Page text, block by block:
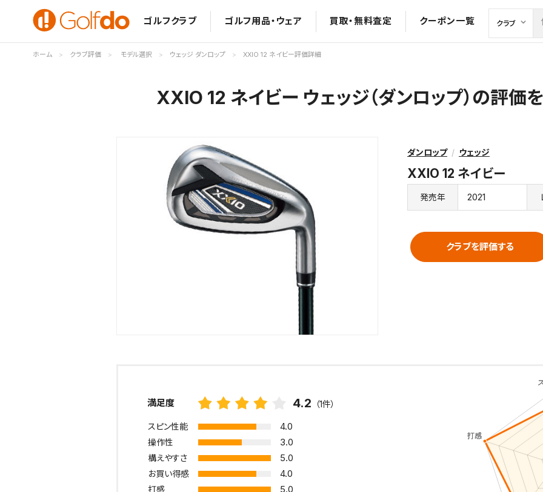
ゴルフクラブ ゴルフ用品・ウェア 買取・無料査定 クーポン一覧
ホーム クラブ評価 モデル選択 ウェッジ ダンロップ XXIO 12 ネイビー評価詳細
XXIO 12 ネイビー ウェッジ（ダンロップ）の評価
ダンロップ ウェッジ
XXIO 12 ネイビー
発売年 2021
クラブを評価する
満足度 4.2 （1件）
スピン性能 4.0
操作性 3.0
構えやすさ 5.0
お買い得感 4.0
打感 5.0